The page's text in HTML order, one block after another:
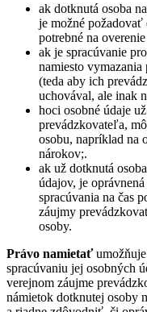
ak dotknutá osoba
je možné požadovať
potrebné na
ak je spracúvanie
namiesto
(teda aby ich
uchovával, ale inak
hoci osobné údaje
prevádzkovateľa,
osobu, napríklad na
nárokov;.
ak už dotknutá
údajov, je
spracúvania na čas
záujmy
osoby.
Právo namietať
spracúvaniu jej osobných
verejnom záujme
námietok dotknutej osoby